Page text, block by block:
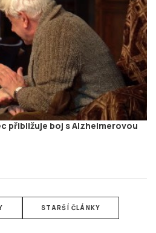
přibližuje boj s Alzheimerovou
STARŠÍ ČLÁNKY